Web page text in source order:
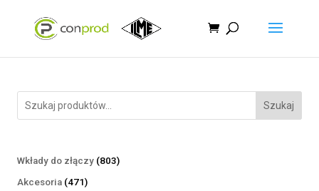
Szukaj
Wkłady do złączy 803803
Akcesoria 471471